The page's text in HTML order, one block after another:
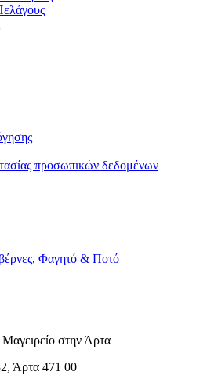
προσωπικών δεδομένων
, Φαγητό & Ποτό
στην Άρτα
Άρτα 471 00